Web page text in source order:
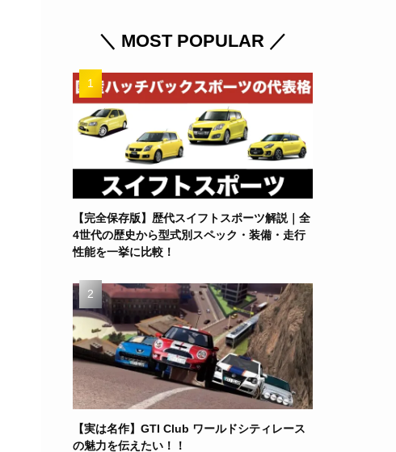
＼ MOST POPULAR ／
【完全保存版】歴代スイフトスポーツ解説｜全
4世代の歴史から型式別スペック・装備・走行
性能を一挙に比較！
【実は名作】GTI Club ワールドシティレース
の魅力を伝えたい！！